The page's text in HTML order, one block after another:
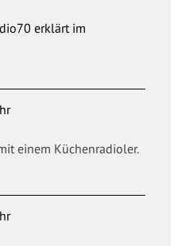
erklärt im
einem Küchenradioler.